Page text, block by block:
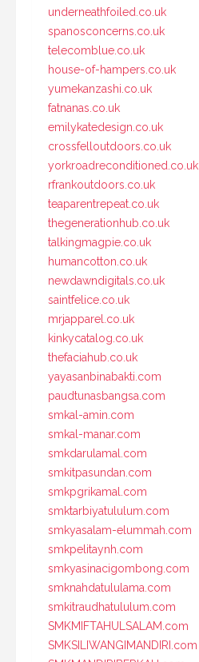
underneathfoiled.co.uk
spanosconcerns.co.uk
telecomblue.co.uk
house-of-hampers.co.uk
yumekanzashi.co.uk
fatnanas.co.uk
emilykatedesign.co.uk
crossfelloutdoors.co.uk
yorkroadreconditioned.co.uk
rfrankoutdoors.co.uk
teaparentrepeat.co.uk
thegenerationhub.co.uk
talkingmagpie.co.uk
humancotton.co.uk
newdawndigitals.co.uk
saintfelice.co.uk
mrjapparel.co.uk
kinkycatalog.co.uk
thefaciahub.co.uk
yayasanbinabakti.com
paudtunasbangsa.com
smkal-amin.com
smkal-manar.com
smkdarulamal.com
smkitpasundan.com
smkpgrikamal.com
smktarbiyatululum.com
smkyasalam-elummah.com
smkpelitaynh.com
smkyasinacigombong.com
smknahdatululama.com
smkitraudhatululum.com
SMKMIFTAHULSALAM.com
SMKSILIWANGIMANDIRI.com